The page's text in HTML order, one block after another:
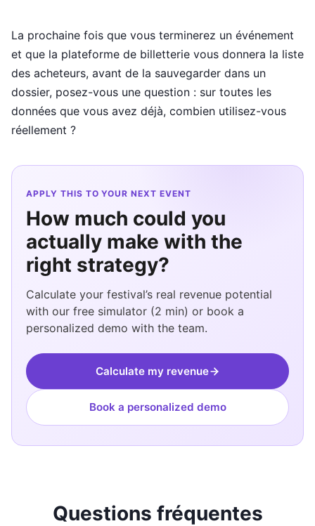
La prochaine fois que vous terminerez un événement
et que la plateforme de billetterie vous donnera la liste
des acheteurs, avant de la sauvegarder dans un
dossier, posez-vous une question : sur toutes les
données que vous avez déjà, combien utilisez-vous
réellement ?
APPLY THIS TO YOUR NEXT EVENT
How much could you
actually make with the
right strategy?
Calculate your festival’s real revenue potential
with our free simulator (2 min) or book a
personalized demo with the team.
Calculate my revenue
Book a personalized demo
Questions fréquentes